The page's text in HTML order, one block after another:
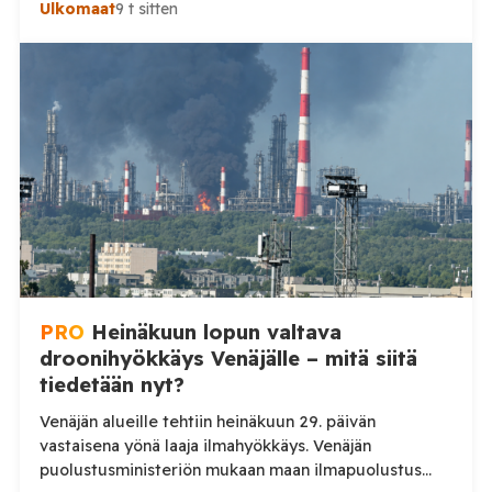
yhteensä 203 ukrainalaista kiinteäsiipistä
miehittämätöntä ilma-alusta torstai-illan 6. elokuuta
ja perjantaiaamun 7. elokuuta välisenä aikana.
Ministeriön ilmoitus koskee aikaväliä kello 20–08
Moskovan aikaa. Ministeriön mukaan drooneja
torjuttiin […]
Ulkomaat9 t sitten
PRO Heinäkuun lopun valtava
droonihyökkäys Venäjälle – mitä siitä
tiedetään nyt?
Venäjän alueille tehtiin heinäkuun 29. päivän
vastaisena yönä laaja ilmahyökkäys. Venäjän
puolustusministeriön mukaan maan ilmapuolustus